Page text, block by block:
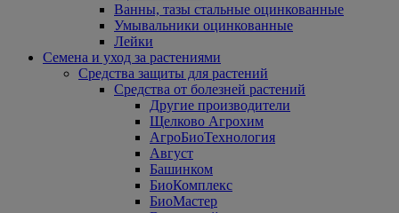
Ванны, тазы стальные оцинкованные
Умывальники оцинкованные
Лейки
Семена и уход за растениями
Средства защиты для растений
Средства от болезней растений
Другие производители
Щелково Агрохим
АгроБиоТехнология
Август
Башинком
БиоКомплекс
БиоМастер